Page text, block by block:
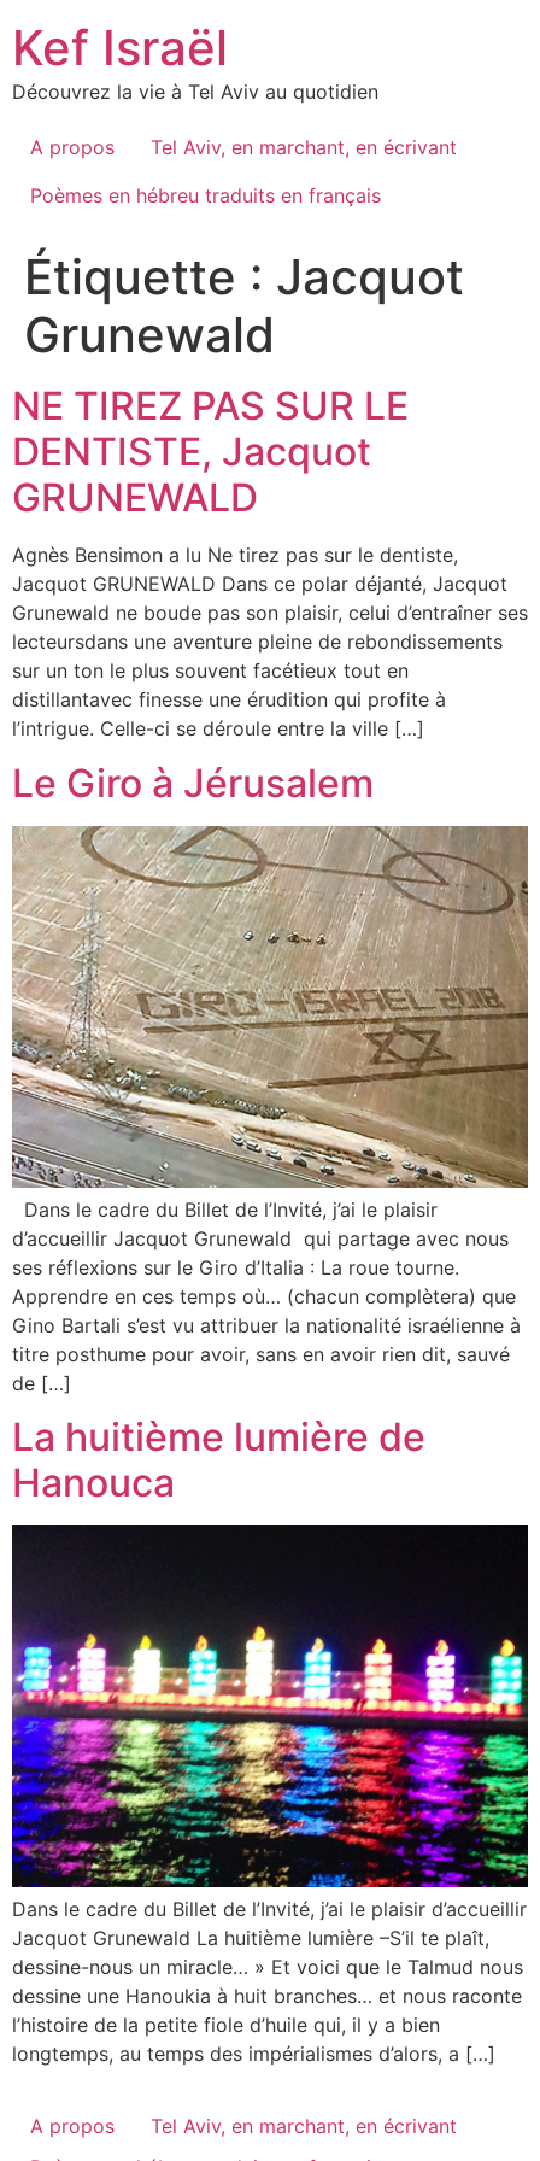
content
Kef Israël
Découvrez la vie à Tel Aviv au quotidien
A propos
Tel Aviv, en marchant, en écrivant
Poèmes en hébreu traduits en français
Étiquette : Jacquot
Grunewald
NE TIREZ PAS SUR LE
DENTISTE, Jacquot
GRUNEWALD
Agnès Bensimon a lu Ne tirez pas sur le dentiste,
Jacquot GRUNEWALD Dans ce polar déjanté, Jacquot
Grunewald ne boude pas son plaisir, celui d’entraîner ses
lecteursdans une aventure pleine de rebondissements
sur un ton le plus souvent facétieux tout en
distillantavec finesse une érudition qui profite à
l’intrigue. Celle-ci se déroule entre la ville […]
Le Giro à Jérusalem
Dans le cadre du Billet de l’Invité, j’ai le plaisir
d’accueillir Jacquot Grunewald qui partage avec nous
ses réflexions sur le Giro d’Italia : La roue tourne.
Apprendre en ces temps où… (chacun complètera) que
Gino Bartali s’est vu attribuer la nationalité israélienne à
titre posthume pour avoir, sans en avoir rien dit, sauvé
de […]
La huitième lumière de
Hanouca
Dans le cadre du Billet de l’Invité, j’ai le plaisir d’accueillir
Jacquot Grunewald La huitième lumière –S’il te plaît,
dessine-nous un miracle… » Et voici que le Talmud nous
dessine une Hanoukia à huit branches… et nous raconte
l’histoire de la petite fiole d’huile qui, il y a bien
longtemps, au temps des impérialismes d’alors, a […]
A propos
Tel Aviv, en marchant, en écrivant